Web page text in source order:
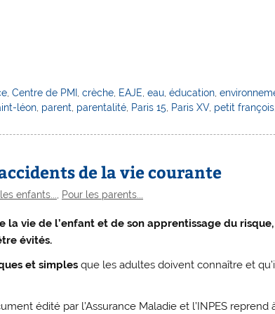
, Centre de PMI crèche, EAJE eau, éducation,
léon parent parentalité Paris 15 Paris XV, petit françois
de la vie courante
enfants... Pour les parents...
vie de l’enfant et de son apprentissage du risque,
évités.
et simples que les adultes doivent connaître et
édité par l’Assurance Maladie et l’INPES reprend